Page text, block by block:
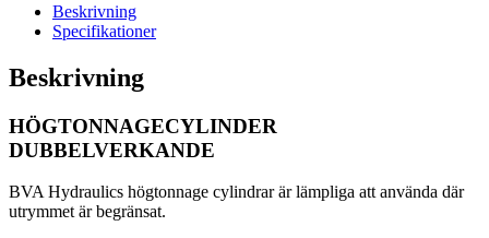
Beskrivning
Specifikationer
Beskrivning
HÖGTONNAGECYLINDER
DUBBELVERKANDE
BVA Hydraulics högtonnage cylindrar är lämpliga att använda där
utrymmet är begränsat.